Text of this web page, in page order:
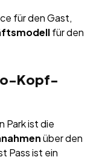
für den Gast,
für den
Kopf-
Park ist die
über den
Pass ist ein